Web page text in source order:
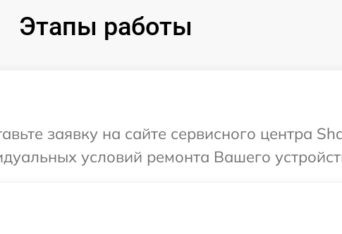
Этапы работы
заявку на сайте сервисного центра
условий ремонта Вашего